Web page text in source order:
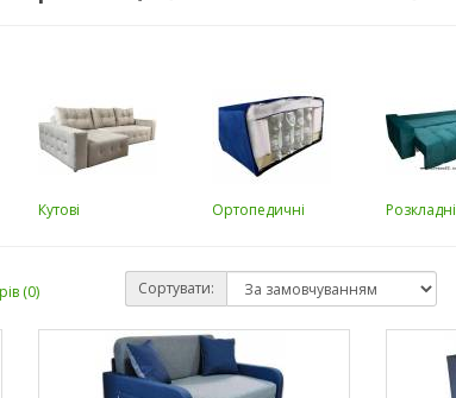
Кутові Ортопедичні Розкладні
(0) Сортувати: